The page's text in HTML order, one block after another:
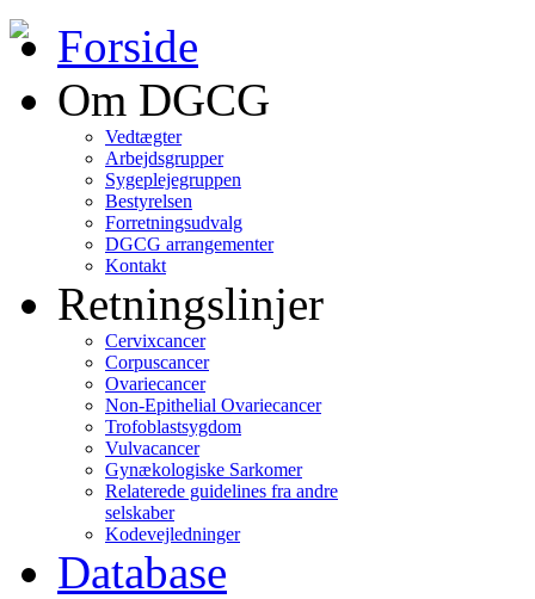
Forside
Om DGCG
Vedtægter
Arbejdsgrupper
Sygeplejegruppen
Bestyrelsen
Forretningsudvalg
DGCG arrangementer
Kontakt
Retningslinjer
Cervixcancer
Corpuscancer
Ovariecancer
Non-Epithelial Ovariecancer
Trofoblastsygdom
Vulvacancer
Gynækologiske Sarkomer
Relaterede guidelines fra andre
selskaber
Kodevejledninger
Database